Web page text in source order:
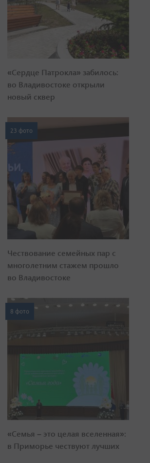
«Сердце Патрокла» забилось:
во Владивостоке открыли
новый сквер
23 фото
Чествование семейных пар с
многолетним стажем прошло
во Владивостоке
8 фото
«Семья – это целая вселенная»:
в Приморье чествуют лучших